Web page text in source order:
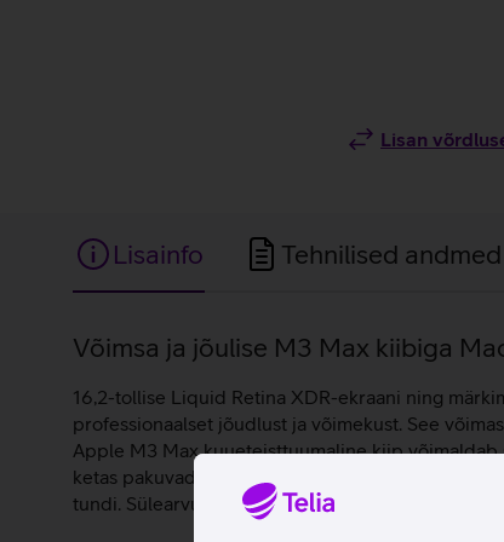
Lisan
Lisainfo Tehnilised andmed
Lisainfo
Võimsa ja jõulise M3 Max kiibiga
16,2-tollise Liquid Retina XDR-ekraani ning
professionaalset jõudlust ja võimekust. See
Apple M3 Max kuueteisttuumaline kiip võimaldab
ketas pakuvad rikkalikku salvestamisruumi sinu
tundi. Sülearvuti töötab macOS Sonoma